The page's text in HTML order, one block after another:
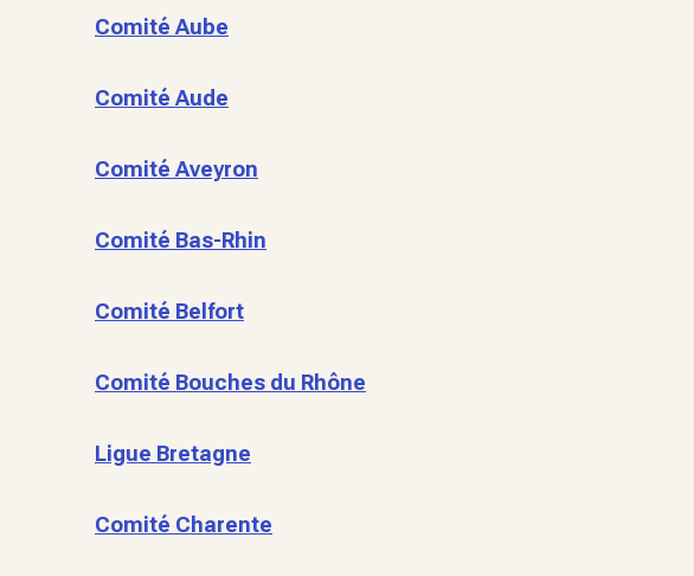
Comité Aube
Comité Aude
Comité Aveyron
Comité Bas-Rhin
Comité Belfort
Comité Bouches du Rhône
Ligue Bretagne
Comité Charente